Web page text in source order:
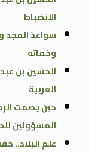
الانضباط
سواعدُ المجدِ
وحُماتِه
الحسين بن
العربية
حين يصمت
المسؤولين
علم البلاد..